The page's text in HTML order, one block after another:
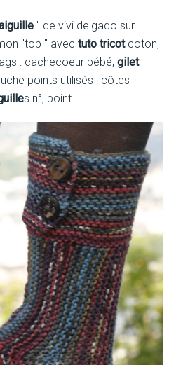
" de vivi delgado sur
"top " avec tuto tricotcoton,
: cachecoeur bébé, gilet
points utilisés : côtes
s n°, point